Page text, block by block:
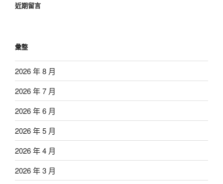
近期留言
彙整
2026 年 8 月
2026 年 7 月
2026 年 6 月
2026 年 5 月
2026 年 4 月
2026 年 3 月